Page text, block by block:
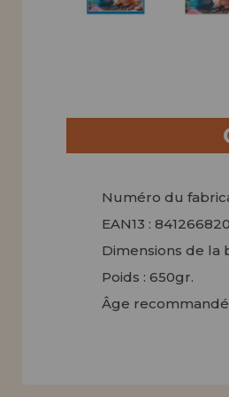
Numéro du
EAN13 :
Dimensions de la
Poids : 650gr.
Âge recommandé